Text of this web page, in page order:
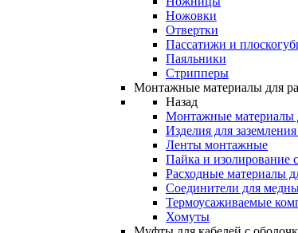
Ножовки
Отвертки
Пассатижи и
Паяльники
Стрипперы
Монтажные материалы для
Назад
Монтажные материалы
Изделия для
Ленты монтажные
Пайка и изолирование
Расходные материалы
Соединители для
Термоусаживаемые
Хомуты